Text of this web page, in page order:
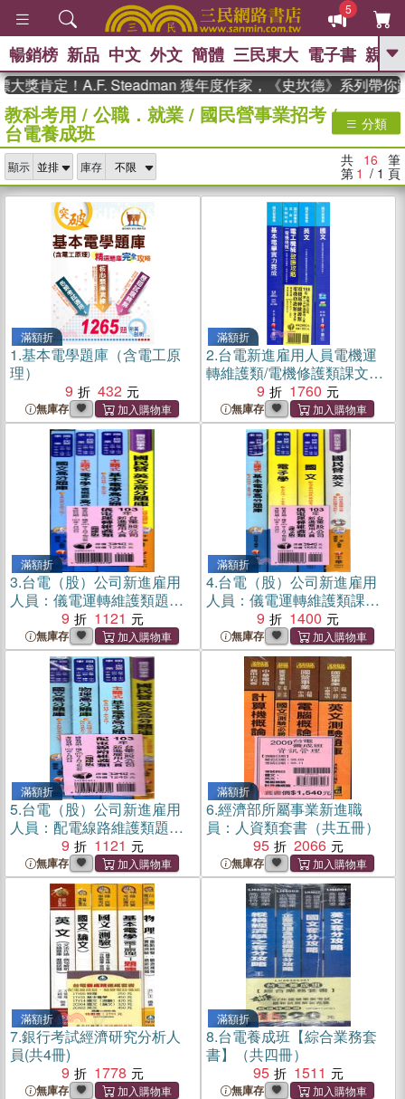
5
GO
熱搜： 東野圭吾 、 高希均教授回憶錄
、 、 如果歷
史是一群喵 、 暑期推薦 、 國際布克
台灣的李
登輝時代 、 數學女孩：黎曼猜想 、
暢銷榜 新品 中文 外文 簡體 三民東大 電子書 親子
肯定！A.F. Steadman 獲年度作家，《史坎德》系列帶你踏
教科考用 / 公職．就業/ 國民營事業招考/
台電養成班 分類
顯示 庫存 共 16 筆
第 1 / 1 頁
滿額折
1.基本電學題庫（含電工原
理）
9
432
無庫存
滿額折
2.台電新進雇用人員電機運
轉維護類/電機修護類課文版
套書（共四冊）
9 1760
無庫存
滿額折
3.台電（股）公司新進雇用
人員：儀電運轉維護類題庫
套書（共四冊）
9 1121
無庫存
滿額折
4.台電（股）公司新進雇用
人員：儀電運轉維護類課文
套書（共四冊）
9 1400
無庫存
滿額折
5.台電（股）公司新進雇用
人員：配電線路維護類題庫
套書（共四冊）
9 1121
無庫存
滿額折
6.經濟部所屬事業新進職
員：人資類套書（共五冊）
95
2066
無庫存
滿額折
7.銀行考試經濟研究分析人
員(共4冊)
9
1778
無庫存
滿額折
8.台電養成班【綜合業務套
書】（共四冊）
95
1511
無庫存